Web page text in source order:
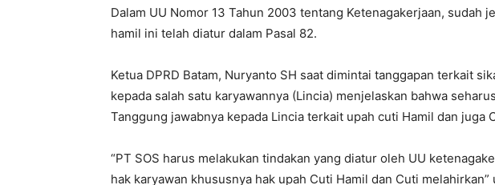
Dalam UU Nomor 13 Tahun 2003 tentang Ketenagakerjaan, sudah
hamil ini telah diatur dalam Pasal 82.
Ketua DPRD Batam, Nuryanto SH saat dimintai tanggapan terkait
kepada salah satu karyawannya (Lincia) menjelaskan bahwa
Tanggung jawabnya kepada Lincia terkait upah cuti Hamil dan juga
“PT SOS harus melakukan tindakan yang diatur oleh UU
hak karyawan khususnya hak upah Cuti Hamil dan Cuti